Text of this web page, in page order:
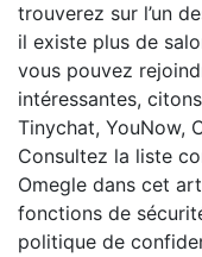
trouverez sur l’un
il existe plus de
vous pouvez
intéressantes,
Tinychat, YouNow,
Consultez la liste
Omegle dans cet
fonctions de
politique de